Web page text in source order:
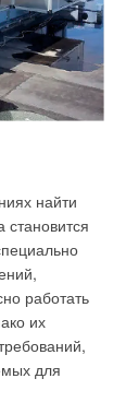
найти
становится
работать
их
для
объектах
кадров
ВИЭ
старых
епловые
—